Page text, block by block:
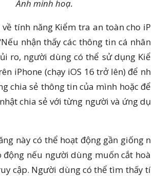
Ảnh minh hoạ.
tính năng Kiểm tra an toàn cho iP
nhận thấy các thông tin cá nhân
ro, người dùng có thể sử dụng Kiể
iPhone (chạy iOS 16 trở lên) để nh
chia sẻ thông tin của mình hoặc để
chia sẻ với từng người và ứng dụ
này có thể hoạt động gần giống n
nếu người dùng muốn cắt hoà
cập. Người dùng có thể tìm thấy tí